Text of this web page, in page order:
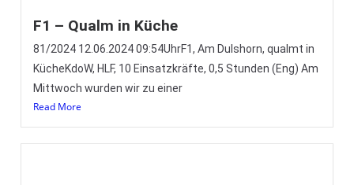
F1 – Qualm in Küche
81/2024 12.06.2024 09:54UhrF1, Am Dulshorn, qualmt in
KücheKdoW, HLF, 10 Einsatzkräfte, 0,5 Stunden (Eng) Am
Mittwoch wurden wir zu einer
Read More